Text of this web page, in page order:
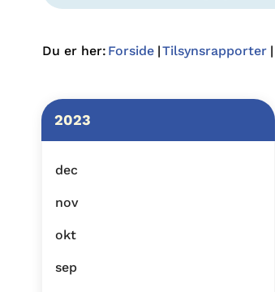
Du er her: Forside Tilsynsrapporter
2023
dec
nov
okt
sep